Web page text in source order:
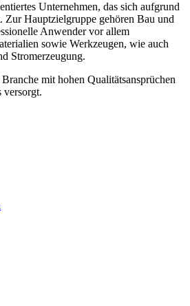
Unternehmen, das sich aufgrund
Zur Hauptzielgruppe gehören Bau und
Anwender vor allem
sowie Werkzeugen, wie auch
Stromerzeugung.
mit hohen Qualitätsansprüchen
versorgt.